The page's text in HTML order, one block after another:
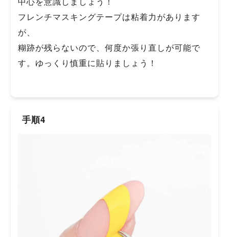
フレンチマスキングテープは粘着力があります
が、
糊跡が残らないので、何度か張り直しが可能で
す。ゆっくり慎重に貼りましょう！
手順4